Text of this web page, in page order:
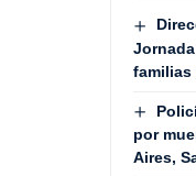
familias
por
Aires,